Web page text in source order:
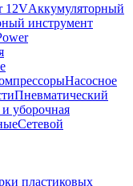
12VАккумуляторный
инструмент
Насосное
Пневматический
уборочная
Сетевой
пластиковых